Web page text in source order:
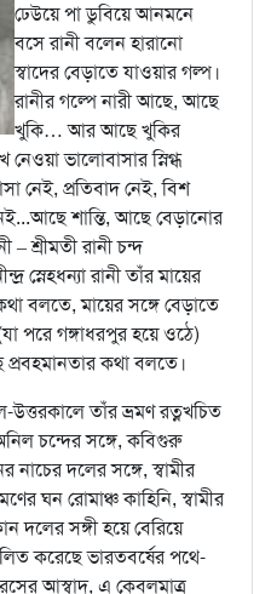
ঢেউয়ে পা ডুবিয়ে আনমনে
বসে রানী বলেন হারানো
স্বাদের বেড়াতে যাওয়ার গল্প।
রানীর গল্পে নারী আছে, আছে
খুকি… আর আছে খুকির
নেওয়া ভালোবাসার স্নিগ্ধ
নেই, প্রতিবাদ নেই, বিশ
শান্তি, আছে বেড়ানোর
শ্রীমতী রানী চন্দ
স্নেহধন্যা রানী তাঁর মায়ের
বলতে, মায়ের সঙ্গে বেড়াতে
পরে গঙ্গাধরপুর হয়ে ওঠে)
প্রবহমানতার কথা বলতে।
উত্তরকালে তাঁর ভ্রমণ রত্নখচিত
চন্দের সঙ্গে, কবিগুরু
নাচের দলের সঙ্গে, স্বামীর
ঘন রোমাঞ্চ কাহিনি, স্বামীর
সঙ্গী হয়ে বেরিয়ে
করেছে ভারতবর্ষের পথে-
আস্বাদ, এ কেবলমাত্র